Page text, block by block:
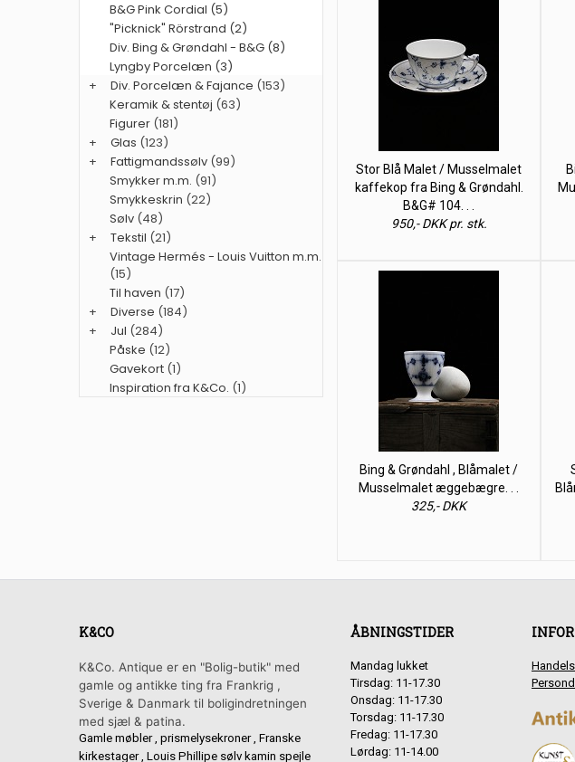
Stor Blå Malet / Musselmalet
kaffekop fra Bing & Grøndahl.
B&G# 104. . .
950,- DKK pr. stk.
Bing & Grøndahl , Blåmalet /
Musselmalet æggebægre. . .
325,- DKK
B&G Pink Cordial (5)
"Picknick" Rörstrand (2)
Div. Bing & Grøndahl - B&G (8)
Lyngby Porcelæn (3)
+
Div. Porcelæn & Fajance (153)
Keramik & stentøj (63)
Figurer (181)
+
Glas (123)
+
Fattigmandssølv (99)
Smykker m.m. (91)
Smykkeskrin (22)
Sølv (48)
+
Tekstil (21)
Vintage Hermés - Louis Vuitton m.m.
(15)
Til haven (17)
+
Diverse (184)
+
Jul (284)
Påske (12)
Gavekort (1)
Inspiration fra K&Co. (1)
K&CO
K&Co. Antique er en "Bolig-butik" med
gamle og antikke ting fra Frankrig ,
Sverige & Danmark til boligindretningen
med sjæl & patina.
Gamle møbler , prismelysekroner , Franske
kirkestager , Louis Phillipe sølv kamin spejle
ÅBNINGSTIDER
Mandag lukket
Tirsdag: 11-17.30
Onsdag: 11-17.30
Torsdag: 11-17.30
Fredag: 11-17.30
Lørdag: 11-14.00